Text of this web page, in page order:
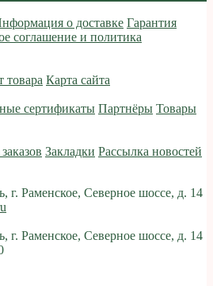
о доставке Гарантия
соглашение и политика
товара Карта сайта
сертификаты Партнёры Товары
Закладки Рассылка новостей
г. Раменское, Северное шоссе, д. 14
г. Раменское, Северное шоссе, д. 14